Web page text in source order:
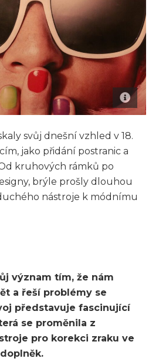
svůj dnešní vzhled v 18.
jako přidání postranic a
kruhových rámků po
brýle prošly dlouhou
nástroje k módnímu
význam tím, že nám
a řeší problémy se
představuje fascinující
se proměnila z
pro korekci zraku ve